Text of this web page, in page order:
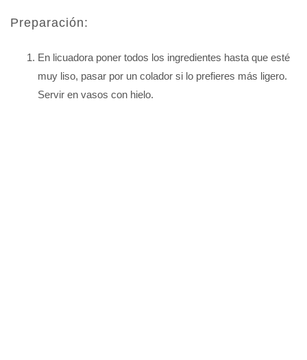
Preparación:
En licuadora poner todos los ingredientes hasta que esté
muy liso, pasar por un colador si lo prefieres más ligero.
Servir en vasos con hielo.